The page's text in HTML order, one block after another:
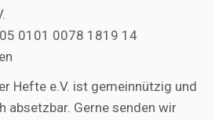
0101 0078 1819 14
Hefte e.V. ist gemeinnützig und
absetzbar. Gerne senden wir